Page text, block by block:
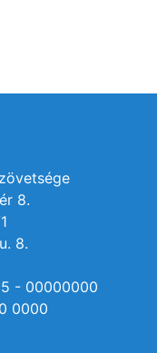
8.
8.
- 00000000
0000